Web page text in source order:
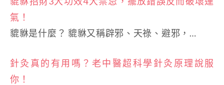
氣！
貔貅是什麼？ 貔貅又稱辟邪、天祿、避邪，…
針灸真的有用嗎？老中醫超科學針灸原理說服
你！